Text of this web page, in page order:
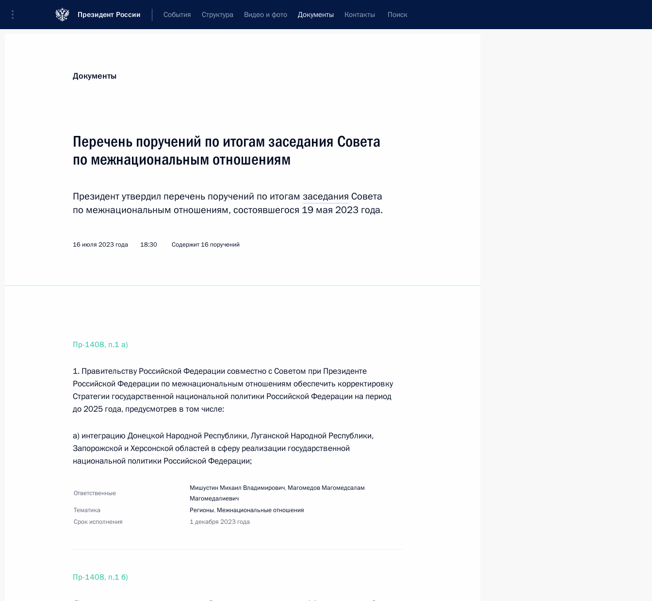
Президент России События Структура Видео и фото Документы Контакты Поиск
Все поручения
Все поручения Показать
Показать следующие материалы
17 сентября 2023 года, воскресенье
Перечень поручений по итогам совещания по вопросу развития строительной
17 сентября 2023 года, 18:30 13 поручений
6 сентября 2023 года, среда
Перечень поручений по итогам совещания с членами Правительства
6 сентября 2023 года, 18:00 11 поручений
3 сентября 2023 года, воскресенье
Перечень поручений по итогам встречи с учёными и пленарного заседания Форума
Документы
Перечень поручений по итогам заседания Совета
по межнациональным отношениям
Президент утвердил перечень поручений по итогам заседания Совета
по межнациональным отношениям, состоявшегося 19 мая 2023 года.
16 июля 2023 года 18:30 Содержит 16 поручений
Пр-1408, п.1 а)
1. Правительству Российской Федерации совместно с Советом при Президенте
Российской Федерации по межнациональным отношениям обеспечить корректировку
Стратегии государственной национальной политики Российской Федерации на период
до 2025 года, предусмотрев в том числе:
а) интеграцию Донецкой Народной Республики, Луганской Народной Республики,
Запорожской и Херсонской областей в сферу реализации государственной
национальной политики Российской Федерации;
Ответственные
Мишустин Михаил Владимирович, Магомедов Магомедсалам
Магомедалиевич
Тематика
Регионы, Межнациональные отношения
Срок исполнения
1 декабря 2023 года
Пр-1408, п.1 б)